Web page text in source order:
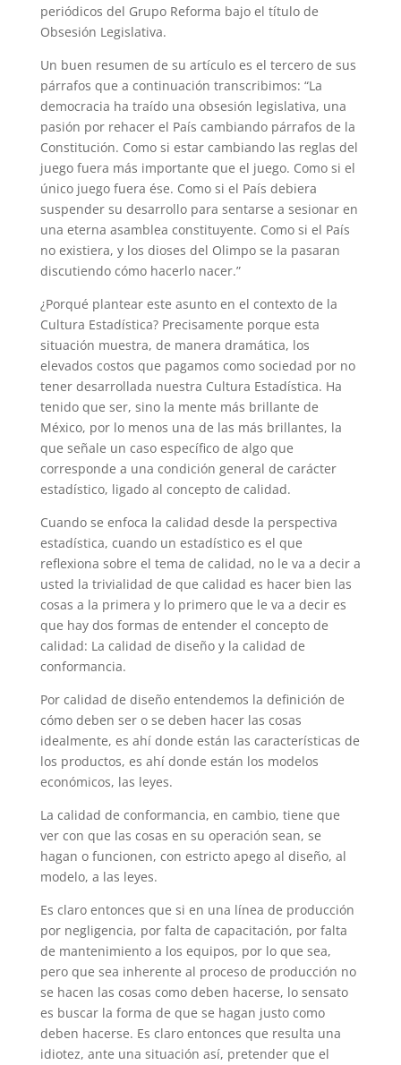
periódicos del Grupo Reforma bajo el título de
Obsesión Legislativa.
Un buen resumen de su artículo es el tercero de sus
párrafos que a continuación transcribimos: “La
democracia ha traído una obsesión legislativa, una
pasión por rehacer el País cambiando párrafos de la
Constitución. Como si estar cambiando las reglas del
juego fuera más importante que el juego. Como si el
único juego fuera ése. Como si el País debiera
suspender su desarrollo para sentarse a sesionar en
una eterna asamblea constituyente. Como si el País
no existiera, y los dioses del Olimpo se la pasaran
discutiendo cómo hacerlo nacer.”
¿Porqué plantear este asunto en el contexto de la
Cultura Estadística? Precisamente porque esta
situación muestra, de manera dramática, los
elevados costos que pagamos como sociedad por no
tener desarrollada nuestra Cultura Estadística. Ha
tenido que ser, sino la mente más brillante de
México, por lo menos una de las más brillantes, la
que señale un caso específico de algo que
corresponde a una condición general de carácter
estadístico, ligado al concepto de calidad.
Cuando se enfoca la calidad desde la perspectiva
estadística, cuando un estadístico es el que
reflexiona sobre el tema de calidad, no le va a decir a
usted la trivialidad de que calidad es hacer bien las
cosas a la primera y lo primero que le va a decir es
que hay dos formas de entender el concepto de
calidad: La calidad de diseño y la calidad de
conformancia.
Por calidad de diseño entendemos la definición de
cómo deben ser o se deben hacer las cosas
idealmente, es ahí donde están las características de
los productos, es ahí donde están los modelos
económicos, las leyes.
La calidad de conformancia, en cambio, tiene que
ver con que las cosas en su operación sean, se
hagan o funcionen, con estricto apego al diseño, al
modelo, a las leyes.
Es claro entonces que si en una línea de producción
por negligencia, por falta de capacitación, por falta
de mantenimiento a los equipos, por lo que sea,
pero que sea inherente al proceso de producción no
se hacen las cosas como deben hacerse, lo sensato
es buscar la forma de que se hagan justo como
deben hacerse. Es claro entonces que resulta una
idiotez, ante una situación así, pretender que el